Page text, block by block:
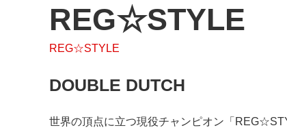
REG☆STYLE
REG☆STYLE
DOUBLE DUTCH
世界の頂点に立つ現役チャンピオン「